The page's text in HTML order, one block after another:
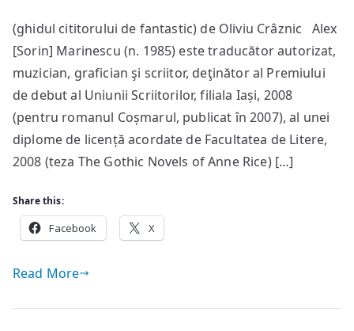
Marinescu:
Orașul
(ghidul cititorului de fantastic) de Oliviu Crâznic Alex
[Sorin] Marinescu (n. 1985) este traducător autorizat,
muzician, grafician şi scriitor, deţinător al Premiului
de debut al Uniunii Scriitorilor, filiala Iași, 2008
(pentru romanul Coșmarul, publicat în 2007), al unei
diplome de licență acordate de Facultatea de Litere,
2008 (teza The Gothic Novels of Anne Rice) […]
Share this:
Facebook X
Read More